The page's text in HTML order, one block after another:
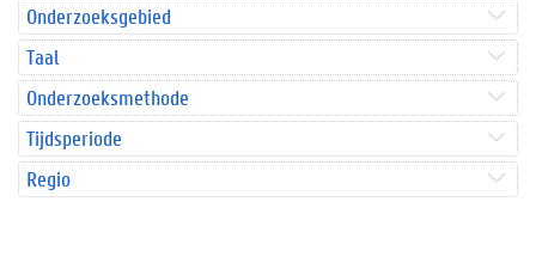
Onderzoeksgebied
Taal
Onderzoeksmethode
Tijdsperiode
Regio